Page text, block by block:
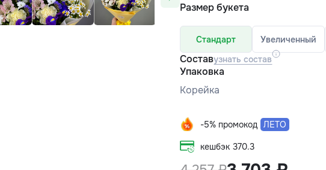
Размер букета
Стандарт Увеличенный
Составузнать состав
Упаковка
Корейка
-5% промокод ЛЕТО
кешбэк 370.3